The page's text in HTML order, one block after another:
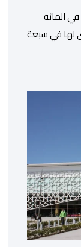
ارتفعت أسعار الذهب، اليوم الخميس، بنسبة 1 في المائة
لها في سبعة
دولارا للأوقية، مسجلا أعلى